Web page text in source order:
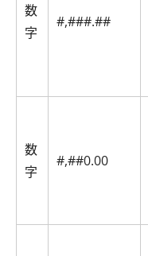
数
字
#,###.##
数
字
#,##0.00